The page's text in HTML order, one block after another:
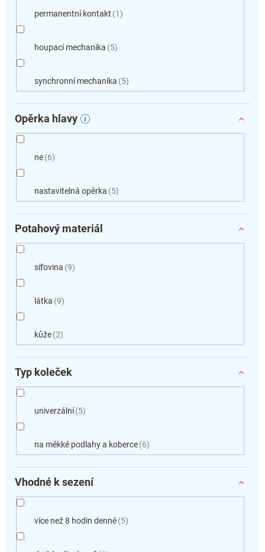
permanentní kontakt 1
houpací mechanika 5
synchronní mechanika 5
Opěrka hlavy
ne 6
nastavitelná opěrka 5
Potahový materiál
síťovina 9
látka 9
kůže 2
Typ koleček
univerzální 5
na měkké podlahy a koberce 6
Vhodné k sezení
více než 8 hodin denně 5